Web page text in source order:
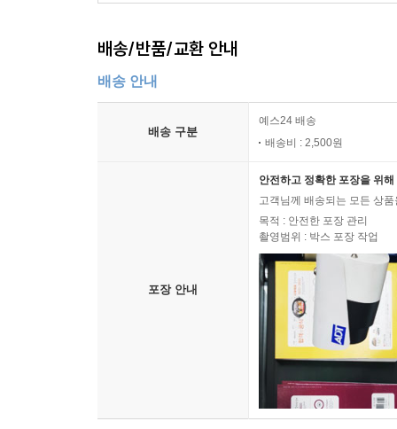
배송/반품/교환 안내
배송 안내
배송 구분
예스24 배송
배송비 : 2,500원
포장 안내
안전하고 정확한 포장을 위
고객님께 배송되는 모든 상
목적 : 안전한 포장 관리
촬영범위 : 박스 포장 작업